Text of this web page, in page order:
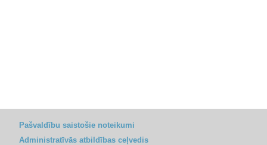
Pašvaldību saistošie noteikumi
Administratīvās atbildības ceļvedis